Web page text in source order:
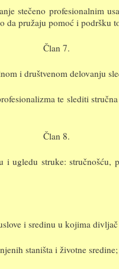
stečeno profesionalnim
da pružaju pomoć i podršku
Član 7.
i društvenom delovanju
te slediti
Član 8.
ugledu struke: stručnošću,
i sredinu u kojima
staništa i životne sredine;